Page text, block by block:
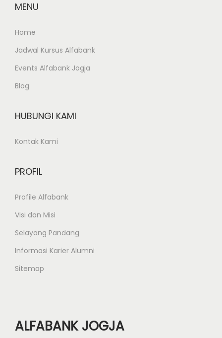
MENU
Home
Jadwal Kursus Alfabank
Events Alfabank Jogja
Blog
HUBUNGI KAMI
Kontak Kami
PROFIL
Profile Alfabank
Visi dan Misi
Selayang Pandang
Informasi Karier Alumni
Sitemap
ALFABANK JOGJA